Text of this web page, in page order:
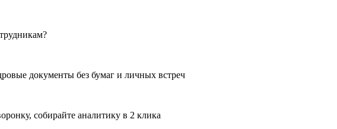
документы без бумаг и личных встреч
собирайте аналитику в 2 клика